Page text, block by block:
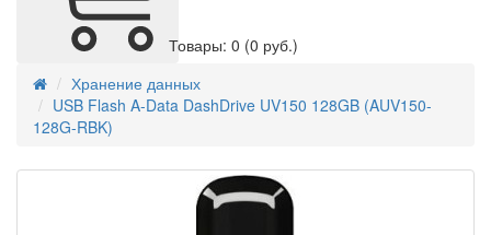
Товары: 0 (0 руб.)
Хранение данных
USB Flash A-Data DashDrive UV150 128GB (AUV150-
128G-RBK)